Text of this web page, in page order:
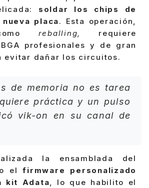
soldar los chips de
placa. Esta operación,
reballing, requiere
profesionales y de gran
evitar dañar los circuitos.
de memoria no es tarea
práctica y un pulso
vik-on en su canal de
la ensamblada del
elfirmware personalizado
kit Adata, lo que habilito el